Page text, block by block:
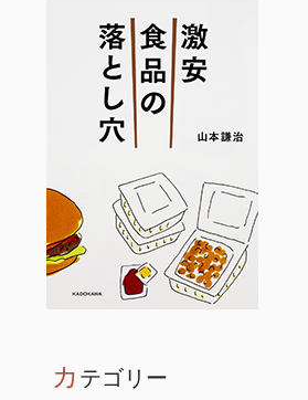
カ テゴリー